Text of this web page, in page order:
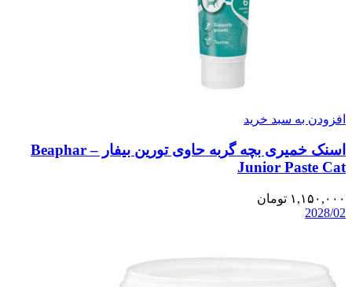
افزودن به سبد خرید
اسنک خمیری بچه گربه حاوی تورین بیفار – Beaphar
Junior Paste Cat
۱,۱۵۰,۰۰۰ تومان
2028/02